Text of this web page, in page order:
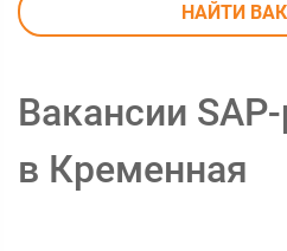
НАЙТИ
Вакансии
в Кременная